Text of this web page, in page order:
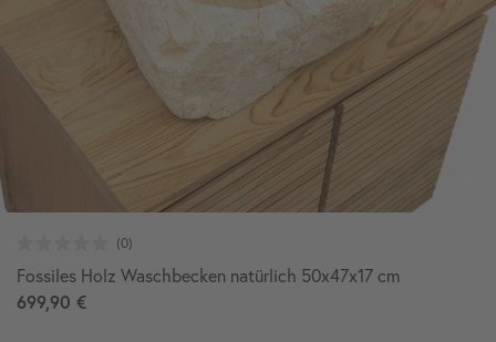
Fossiles Holz Waschbecken natürlich 50x47x17 cm
699,90 €